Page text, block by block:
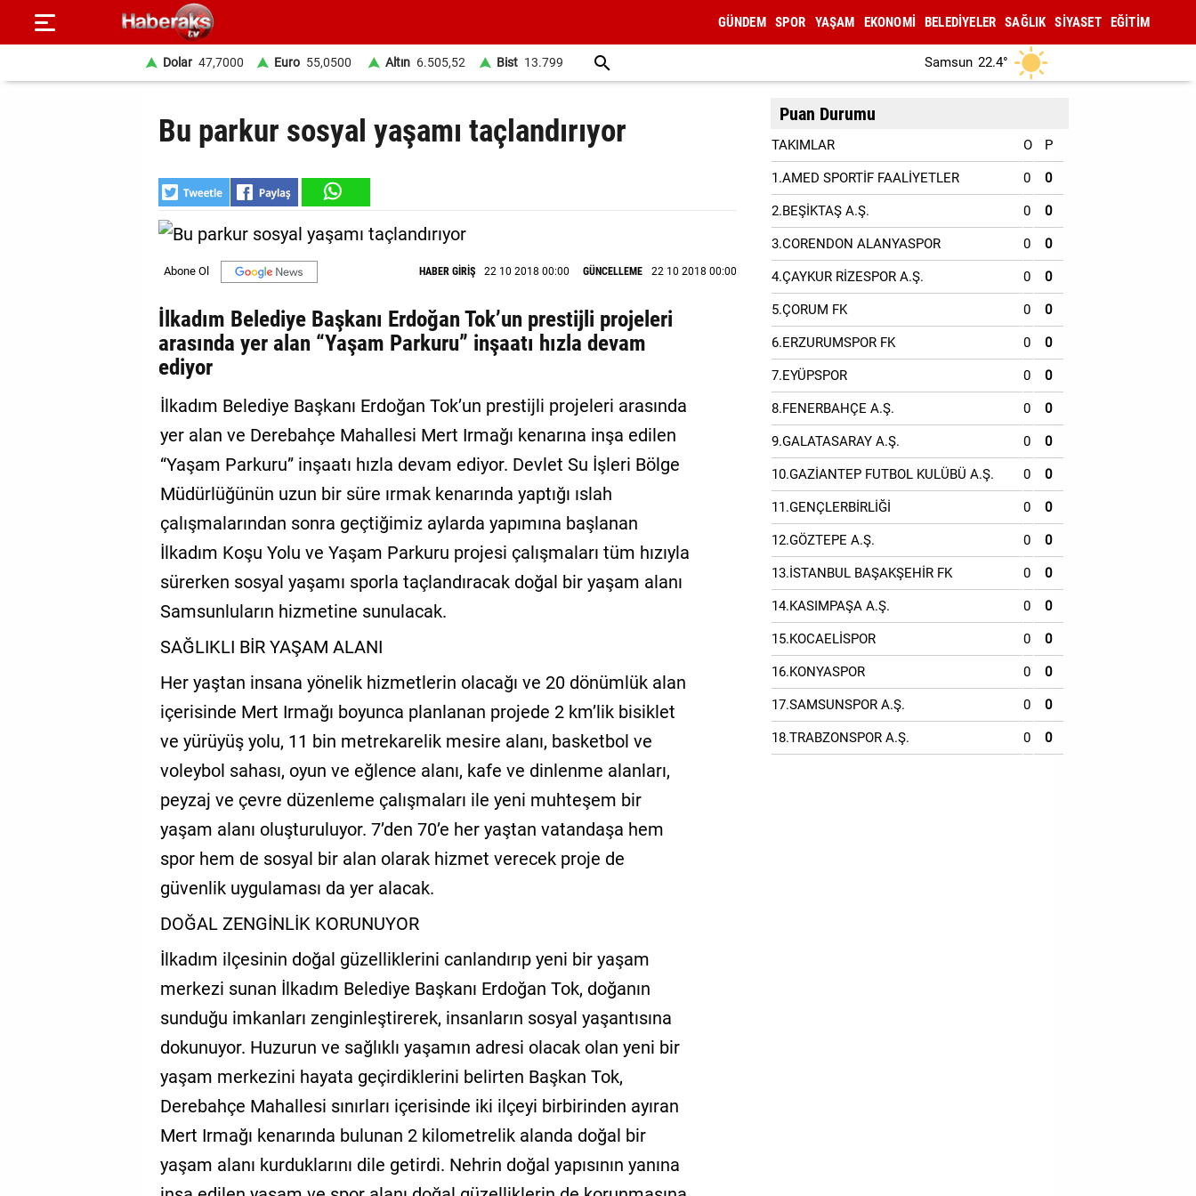
GÜNDEM SPOR YAŞAM EKONOMİ BELEDİYELER SAĞLIK SİYASET EĞİTİM
Dolar 47,7000 Euro 55,0500 Altın 6.505,52 Bist 13.799 Samsun 22.4°
Bu parkur sosyal yaşamı taçlandırıyor
HABER GİRİŞ 22 10 2018 00:00 GÜNCELLEME 22 10 2018 00:00
İlkadım Belediye Başkanı Erdoğan Tok’un prestijli projeleri
arasında yer alan “Yaşam Parkuru” inşaatı hızla devam
ediyor
İlkadım Belediye Başkanı Erdoğan Tok’un prestijli projeleri arasında
yer alan ve Derebahçe Mahallesi Mert Irmağı kenarına inşa edilen
“Yaşam Parkuru” inşaatı hızla devam ediyor. Devlet Su İşleri Bölge
Müdürlüğünün uzun bir süre ırmak kenarında yaptığı ıslah
çalışmalarından sonra geçtiğimiz aylarda yapımına başlanan
İlkadım Koşu Yolu ve Yaşam Parkuru projesi çalışmaları tüm hızıyla
sürerken sosyal yaşamı sporla taçlandıracak doğal bir yaşam alanı
Samsunluların hizmetine sunulacak.
SAĞLIKLI BİR YAŞAM ALANI
Her yaştan insana yönelik hizmetlerin olacağı ve 20 dönümlük alan
içerisinde Mert Irmağı boyunca planlanan projede 2 km’lik bisiklet
ve yürüyüş yolu, 11 bin metrekarelik mesire alanı, basketbol ve
voleybol sahası, oyun ve eğlence alanı, kafe ve dinlenme alanları,
peyzaj ve çevre düzenleme çalışmaları ile yeni muhteşem bir
yaşam alanı oluşturuluyor. 7’den 70’e her yaştan vatandaşa hem
spor hem de sosyal bir alan olarak hizmet verecek proje de
güvenlik uygulaması da yer alacak.
DOĞAL ZENGİNLİK KORUNUYOR
İlkadım ilçesinin doğal güzelliklerini canlandırıp yeni bir yaşam
merkezi sunan İlkadım Belediye Başkanı Erdoğan Tok, doğanın
sunduğu imkanları zenginleştirerek, insanların sosyal yaşantısına
dokunuyor. Huzurun ve sağlıklı yaşamın adresi olacak olan yeni bir
yaşam merkezini hayata geçirdiklerini belirten Başkan Tok,
Derebahçe Mahallesi sınırları içerisinde iki ilçeyi birbirinden ayıran
Mert Irmağı kenarında bulunan 2 kilometrelik alanda doğal bir
yaşam alanı kurduklarını dile getirdi. Nehrin doğal yapısının yanına
Puan Durumu
TAKIMLAR O P
1.AMED SPORTİF FAALİYETLER 0 0
2.BEŞİKTAŞ A.Ş. 0 0
3.CORENDON ALANYASPOR 0 0
4.ÇAYKUR RİZESPOR A.Ş. 0 0
5.ÇORUM FK 0 0
6.ERZURUMSPOR FK 0 0
7.EYÜPSPOR 0 0
8.FENERBAHÇE A.Ş. 0 0
9.GALATASARAY A.Ş. 0 0
10.GAZİANTEP FUTBOL KULÜBÜ A.Ş. 0 0
11.GENÇLERBİRLİĞİ 0 0
12.GÖZTEPE A.Ş. 0 0
13.İSTANBUL BAŞAKŞEHİR FK 0 0
14.KASIMPAŞA A.Ş. 0 0
15.KOCAELİSPOR 0 0
16.KONYASPOR 0 0
17.SAMSUNSPOR A.Ş. 0 0
18.TRABZONSPOR A.Ş. 0 0